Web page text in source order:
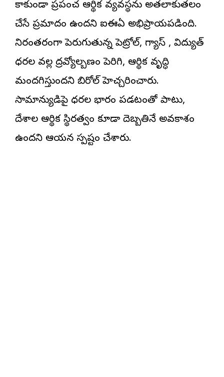
కాకుండా ప్రపంచ ఆర్థిక వ్యవస్థను అతలాకుతలం
చేసే ప్రమాదం ఉందని ఐఈఏ అభిప్రాయపడింది.
నిరంతరంగా పెరుగుతున్న పెట్రోల్, గ్యాస్ , విద్యుత్
ధరల వల్ల ద్రవ్యోల్బణం పెరిగి, ఆర్థిక వృద్ధి
మందగిస్తుందని బిరోల్ హెచ్చరించారు.
సామాన్యుడిపై ధరల భారం పడటంతో పాటు,
దేశాల ఆర్థిక స్థిరత్వం కూడా దెబ్బతినే అవకాశం
ఉందని ఆయన స్పష్టం చేశారు.